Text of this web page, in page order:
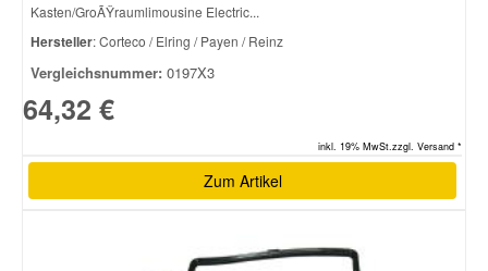
Kasten/GroÃŸraumlimousine Electric...
Hersteller: Corteco / Elring / Payen / Reinz
Vergleichsnummer: 0197X3
64,32 €
inkl. 19% MwSt.zzgl. Versand *
Zum Artikel